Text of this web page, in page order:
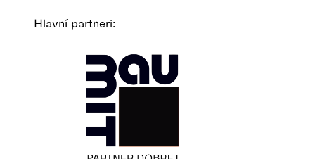
Hlavní partneri: